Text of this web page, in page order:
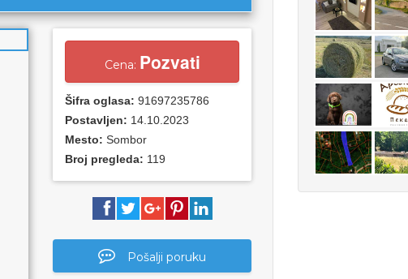
Cena: Pozvati
Šifra oglasa:91697235786
Postavljen: 14.10.2023
Mesto:Sombor
Broj pregleda: 119
Pošalji poruku